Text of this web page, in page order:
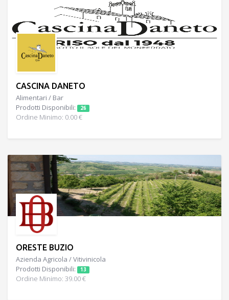
CASCINA DANETO
Alimentari / Bar
Prodotti Disponibili:
26
Ordine Minimo: 0.00 €
ORESTE BUZIO
Azienda Agricola / Vitivinicola
Prodotti Disponibili:
13
Ordine Minimo: 39.00 €